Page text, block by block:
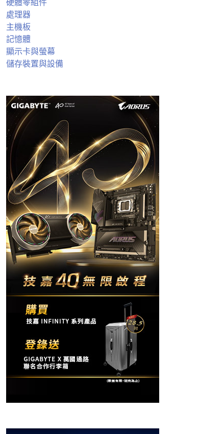
硬體零組件
處理器
主機板
記憶體
顯示卡與螢幕
儲存裝置與設備